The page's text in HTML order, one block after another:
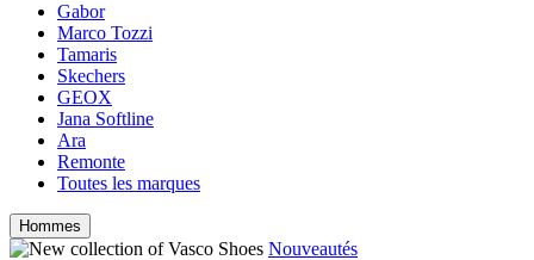
Gabor
Marco Tozzi
Tamaris
Skechers
GEOX
Jana Softline
Ara
Remonte
Toutes les marques
Hommes
Nouveautés